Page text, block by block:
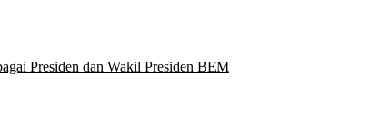
Presiden dan Wakil Presiden BEM